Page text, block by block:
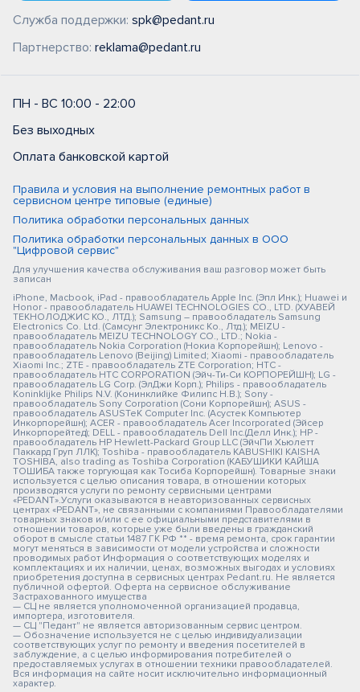
Служба поддержки: spk@pedant.ru
Партнерство: reklama@pedant.ru
ПН - ВС 10:00 - 22:00
Без выходных
Оплата банковской картой
Правила и условия на выполнение ремонтных работ в
сервисном центре типовые (единые)
Политика обработки персональных данных
Политика обработки персональных данных в ООО
"Цифровой сервис"
Для улучшения качества обслуживания ваш разговор может быть
записан
iPhone, Macbook, iPad - правообладатель Apple Inc. (Эпл Инк.); Huawei и
Honor - правообладатель HUAWEI TECHNOLOGIES CO., LTD. (ХУАВЕЙ
ТЕКНОЛОДЖИС КО., ЛТД.); Samsung – правообладатель Samsung
Electronics Co. Ltd. (Самсунг Электроникс Ко., Лтд.); MEIZU -
правообладатель MEIZU TECHNOLOGY CO., LTD.; Nokia -
правообладатель Nokia Corporation (Нокиа Корпорейшн); Lenovo -
правообладатель Lenovo (Beijing) Limited; Xiaomi - правообладатель
Xiaomi Inc.; ZTE - правообладатель ZTE Corporation; HTC -
правообладатель HTC CORPORATION (Эйч-Ти-Си КОРПОРЕЙШН); LG -
правообладатель LG Corp. (ЭлДжи Корп.); Philips - правообладатель
Koninklijke Philips N.V. (Конинклийке Филипс Н.В.); Sony -
правообладатель Sony Corporation (Сони Корпорейшн); ASUS -
правообладатель ASUSTeK Computer Inc. (Асустек Компьютер
Инкорпорейшн); ACER - правообладатель Acer Incorporated (Эйсер
Инкорпорейтед); DELL - правообладатель Dell Inc.(Делл Инк.); HP -
правообладатель HP Hewlett-Packard Group LLC (ЭйчПи Хьюлетт
Паккард Груп ЛЛК); Toshiba - правообладатель KABUSHIKI KAISHA
TOSHIBA, also trading as Toshiba Corporation (КАБУШИКИ КАЙША
ТОШИБА также торгующая как Тосиба Корпорейшн). Товарные знаки
используется с целью описания товара, в отношении которых
производятся услуги по ремонту сервисными центрами
«PEDANT».Услуги оказываются в неавторизованных сервисных
центрах «PEDANT», не связанными с компаниями Правообладателями
товарных знаков и/или с ее официальными представителями в
отношении товаров, которые уже были введены в гражданский
оборот в смысле статьи 1487 ГК РФ ** - время ремонта, срок гарантии
могут меняться в зависимости от модели устройства и сложности
проводимых работ Информация о соответствующих моделях и
комплектациях и их наличии, ценах, возможных выгодах и условиях
приобретения доступна в сервисных центрах Pedant.ru. Не является
публичной офертой. Оферта на сервисное обслуживание
Застрахованного имущества
— СЦ не является уполномоченной организацией продавца,
импортера, изготовителя.
— СЦ "Педант" не является авторизованным сервис центром.
— Обозначение используется не с целью индивидуализации
соответствующих услуг по ремонту и введения посетителей в
заблуждение, а с целью информирования потребителей о
предоставляемых услугах в отношении техники правообладателей.
Вся информация на сайте носит исключительно информационный
характер.